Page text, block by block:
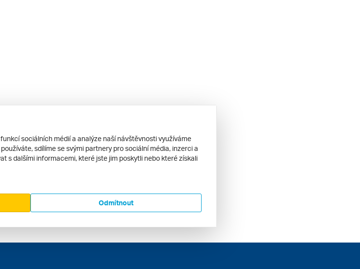
sociálních médií a analýze naší návštěvnosti využíváme
sdílíme se svými partnery pro sociální média, inzerci a
s dalšími informacemi, které jste jim poskytli nebo které získali
Odmítnout